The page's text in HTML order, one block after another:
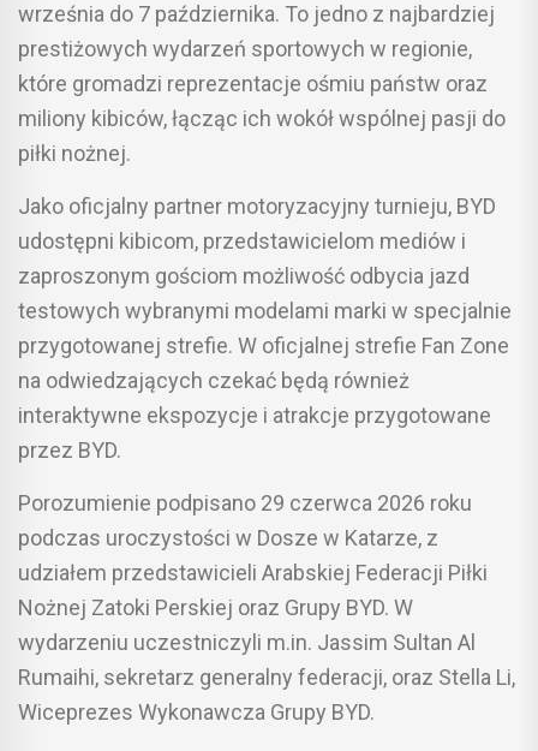
września do 7 października. To jedno z najbardziej
prestiżowych wydarzeń sportowych w regionie,
które gromadzi reprezentacje ośmiu państw oraz
miliony kibiców, łącząc ich wokół wspólnej pasji do
piłki nożnej.
Jako oficjalny partner motoryzacyjny turnieju, BYD
udostępni kibicom, przedstawicielom mediów i
zaproszonym gościom możliwość odbycia jazd
testowych wybranymi modelami marki w specjalnie
przygotowanej strefie. W oficjalnej strefie Fan Zone
na odwiedzających czekać będą również
interaktywne ekspozycje i atrakcje przygotowane
przez BYD.
Porozumienie podpisano 29 czerwca 2026 roku
podczas uroczystości w Dosze w Katarze, z
udziałem przedstawicieli Arabskiej Federacji Piłki
Nożnej Zatoki Perskiej oraz Grupy BYD. W
wydarzeniu uczestniczyli m.in. Jassim Sultan Al
Rumaihi, sekretarz generalny federacji, oraz Stella Li,
Wiceprezes Wykonawcza Grupy BYD.